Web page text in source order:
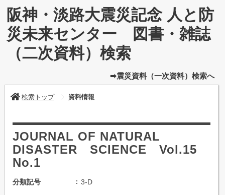
阪神・淡路大震災記念 人と防
災未来センター 図書・雑誌
（二次資料）検索
➡震災資料（一次資料）検索へ
検索トップ 資料情報
JOURNAL OF NATURAL
DISASTER SCIENCE Vol.15
No.1
分類記号 3-D